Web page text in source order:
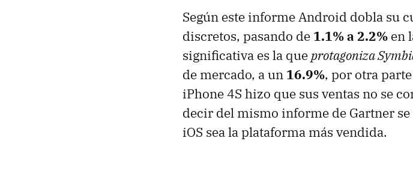
Según este informe Android dobla su
discretos, pasando de 1.1% a 2.2% en
significativa es la queprotagoniza
de mercado, a un 16.9%, por otra
iPhone 4S hizo que sus ventas no se
decir del mismo informe de Gartner
iOS sea la plataforma más vendida.